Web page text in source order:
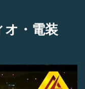
オ・電装